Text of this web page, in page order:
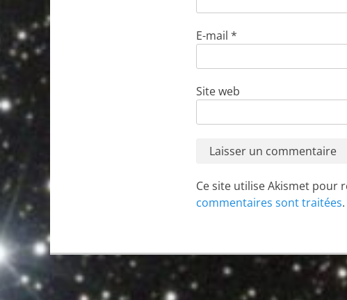
E-mail *
Site web
Ce site utilise Akismet pour
commentaires sont traitées.